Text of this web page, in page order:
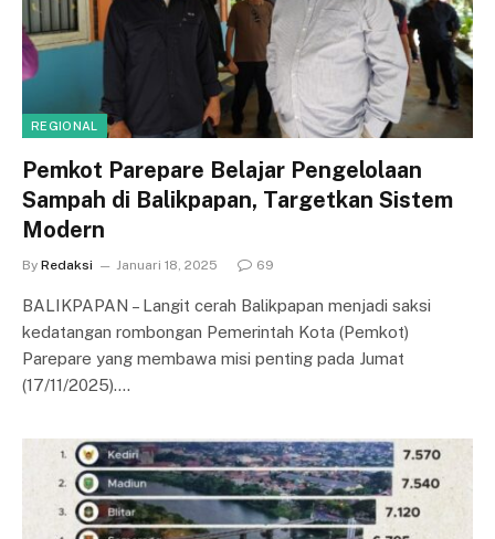
REGIONAL
Pemkot Parepare Belajar Pengelolaan
Sampah di Balikpapan, Targetkan Sistem
Modern
By Redaksi Januari 18, 2025 69
BALIKPAPAN – Langit cerah Balikpapan menjadi saksi
kedatangan rombongan Pemerintah Kota (Pemkot)
Parepare yang membawa misi penting pada Jumat
(17/11/2025).…